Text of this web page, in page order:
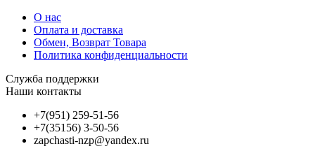
О нас
Оплата и доставка
Обмен, Возврат Товара
Политика конфиденциальности
Служба поддержки
Наши контакты
+7(951) 259-51-56
+7(35156) 3-50-56
zapchasti-nzp@yandex.ru